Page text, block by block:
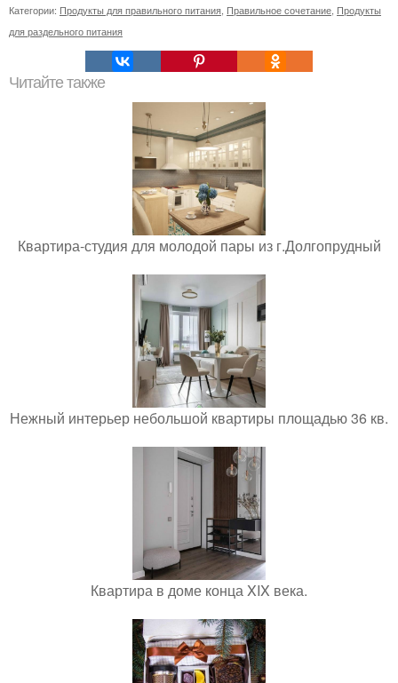
Категории: Продукты для правильного питания Правильное сочетание Продукты
для раздельного питания
Читайте также
Квартира-студия для молодой пары из г.Долгопрудный
Нежный интерьер небольшой квартиры площадью 36 кв.
Квартира в доме конца XIX века.